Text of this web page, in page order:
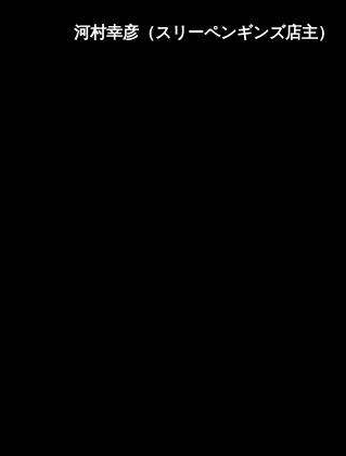
河村幸彦（スリーペンギンズ店主）